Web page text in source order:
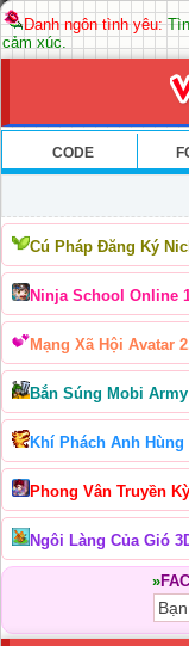
Danh ngôn tình yêu:
cảm xúc.
CODE
Cú Pháp Đăng Ký
Ninja School Online
Mạng Xã Hội Avatar
Bắn Súng Mobi
Khí Phách Anh Hùng
Phong Vân Truyền
Ngôi Làng Của Gió
»